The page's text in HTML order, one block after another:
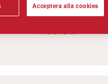
RAGGMUNK
Acceptera alla cookies